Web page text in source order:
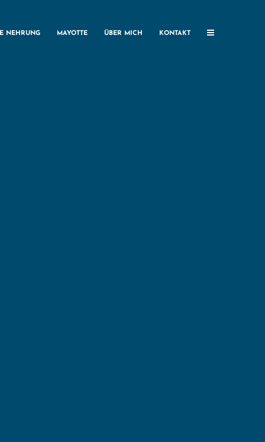
NEHRUNG MAYOTTE ÜBER MICH KONTAKT